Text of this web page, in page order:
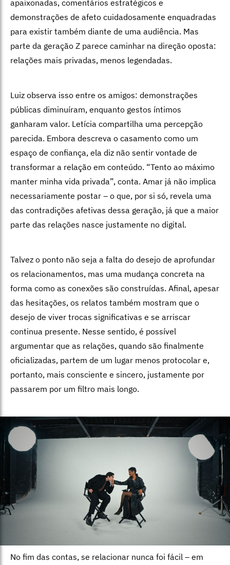
apaixonadas, comentários estratégicos e
demonstrações de afeto cuidadosamente enquadradas
para existir também diante de uma audiência. Mas
parte da geração Z parece caminhar na direção oposta:
relações mais privadas, menos legendadas.
Luiz observa isso entre os amigos: demonstrações
públicas diminuíram, enquanto gestos íntimos
ganharam valor. Letícia compartilha uma percepção
parecida. Embora descreva o casamento como um
espaço de confiança, ela diz não sentir vontade de
transformar a relação em conteúdo. “Tento ao máximo
manter minha vida privada”, conta. Amar já não implica
necessariamente postar – o que, por si só, revela uma
das contradições afetivas dessa geração, já que a maior
parte das relações nasce justamente no digital.
Talvez o ponto não seja a falta do desejo de aprofundar
os relacionamentos, mas uma mudança concreta na
forma como as conexões são construídas. Afinal, apesar
das hesitações, os relatos também mostram que o
desejo de viver trocas significativas e se arriscar
continua presente. Nesse sentido, é possível
argumentar que as relações, quando são finalmente
oficializadas, partem de um lugar menos protocolar e,
portanto, mais consciente e sincero, justamente por
passarem por um filtro mais longo.
No fim das contas, se relacionar nunca foi fácil – em